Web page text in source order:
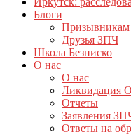
Блоги
Призывникам
Друзья ЗПЧ
Школа Безниско
О нас
О нас
Ликвидация
Отчеты
Заявления
Ответы на